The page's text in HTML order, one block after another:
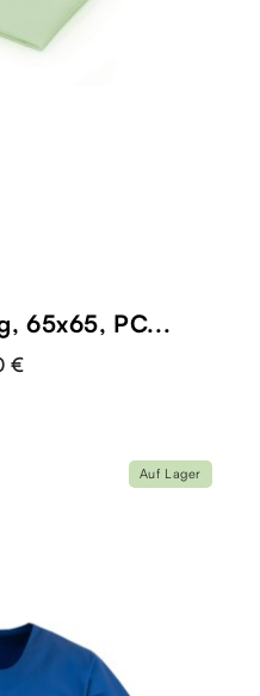
65x65, PC...
€
Auf Lager